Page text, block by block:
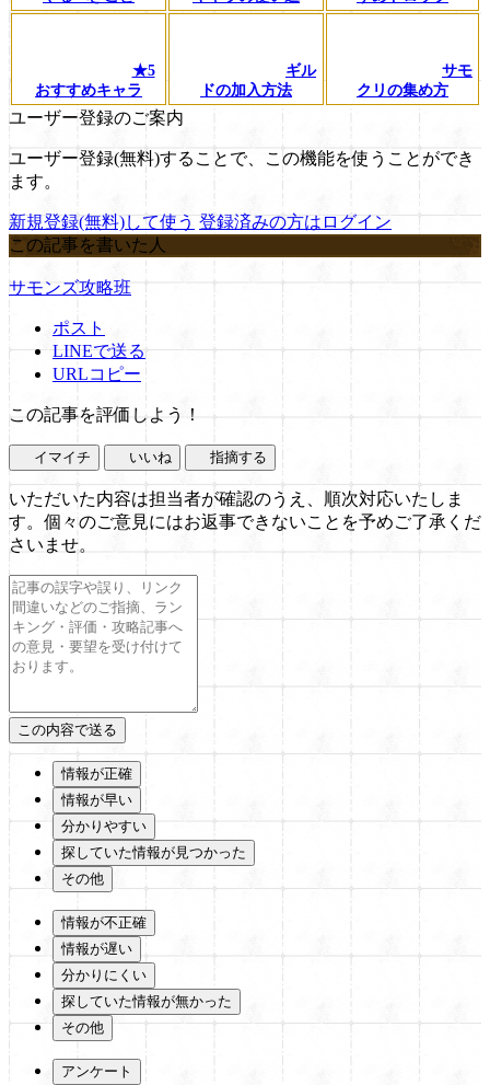
★5
おすすめキャラ
ギル
ドの加入方法
サモ
クリの集め方
ユーザー登録のご案内
ユーザー登録(無料)することで、この機能を使うことができ
ます。
新規登録(無料)して使う 登録済みの方はログイン
この記事を書いた人
サモンズ攻略班
ポスト
LINEで送る
URLコピー
この記事を評価しよう！
イマイチ いいね 指摘する
いただいた内容は担当者が確認のうえ、順次対応いたしま
す。個々のご意見にはお返事できないことを予めご了承くだ
さいませ。
情報が正確
情報が早い
分かりやすい
探していた情報が見つかった
その他
情報が不正確
情報が遅い
分かりにくい
探していた情報が無かった
その他
アンケート